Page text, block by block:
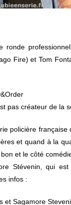
Fire) et Tom
pas créateur de la
policière
et quand à la
et le côté
Stévenin, qui
infos :
et Sagamore